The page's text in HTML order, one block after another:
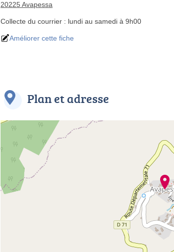
20225 Avapessa
Collecte du courrier : lundi au samedi à 9h00
Améliorer cette fiche
Plan et adresse